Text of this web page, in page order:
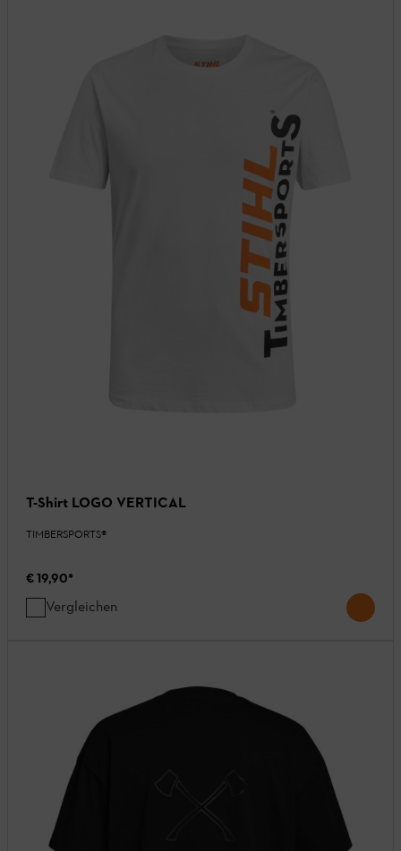
T-Shirt LOGO VERTICAL
TIMBERSPORTS®
€ 19,90*
Vergleichen